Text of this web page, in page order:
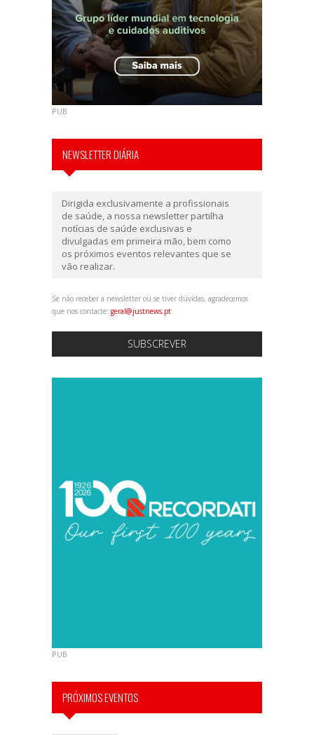
PUB
NEWSLETTER DIÁRIA
Dirigida exclusivamente a profissionais
de saúde, a nossa newsletter partilha
notícias de saúde exclusivas e
divulgadas em primeira mão, bem como
os próximos eventos relevantes que se
vão realizar.
Se não receber a newsletter ou se tiver dúvidas, agradecemos
que nos contacte: geral@justnews.pt
SUBSCREVER
PUB
PRÓXIMOS EVENTOS